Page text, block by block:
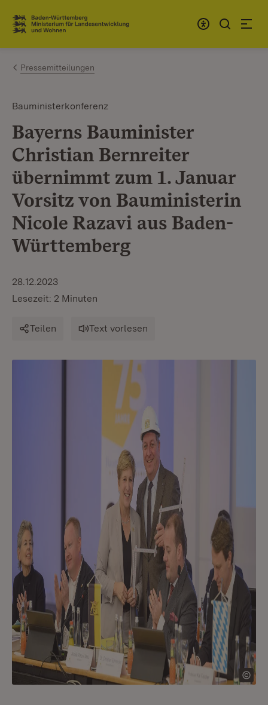
Zum Inhalt springen
Link zur Startseite
Pressemitteilungen
Bauministerkonferenz
Bayerns Bauminister
Christian Bernreiter
übernimmt zum 1. Januar
Vorsitz von Bauministerin
Nicole Razavi aus Baden-
Württemberg
28.12.2023
Lesezeit: 2 Minuten
Teilen Text vorlesen